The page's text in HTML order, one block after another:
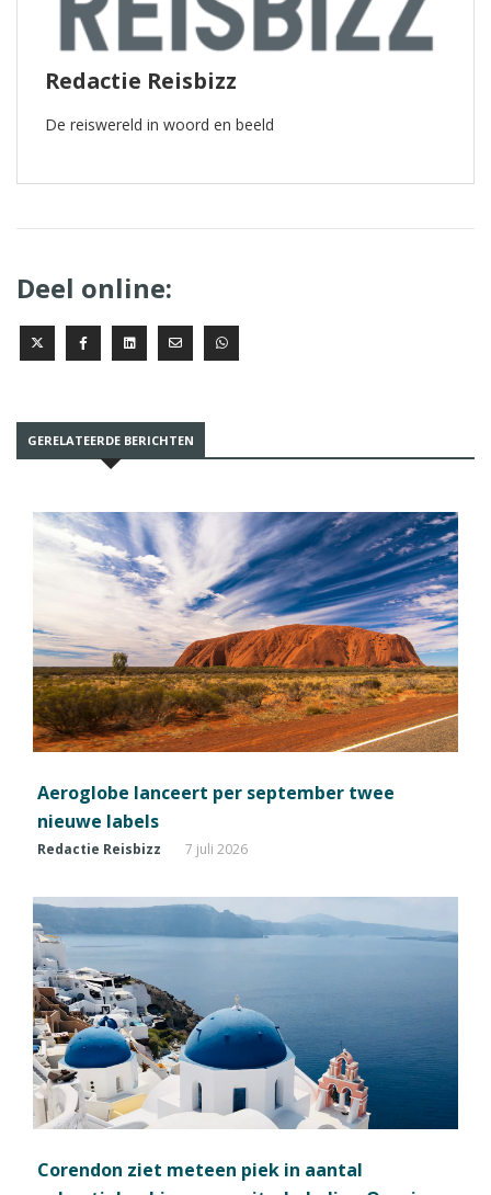
Redactie Reisbizz
De reiswereld in woord en beeld
Deel online:
GERELATEERDE BERICHTEN
Aeroglobe lanceert per september twee
nieuwe labels
Redactie Reisbizz 7 juli 2026
Corendon ziet meteen piek in aantal